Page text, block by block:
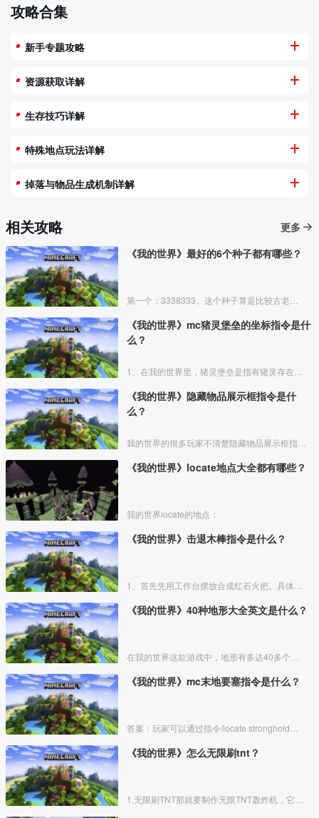
攻略合集
新手专题攻略
资源获取详解
生存技巧详解
特殊地点玩法详解
掉落与物品生成机制详解
相关攻略
更多
《我的世界》最好的6个种子都有哪些？
《我的世界》mc猪灵堡垒的坐标指令是什
么？
《我的世界》隐藏物品展示框指令是什
么？
《我的世界》locate地点大全都有哪些？
我的世界locate的地点：
《我的世界》击退木棒指令是什么？
《我的世界》40种地形大全英文是什么？
《我的世界》mc末地要塞指令是什么？
《我的世界》怎么无限刷tnt？